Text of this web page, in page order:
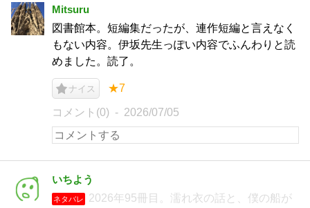
Mitsuru
図書館本。短編集だったが、連作短編と言えなく
もない内容。伊坂先生っぽい内容でふんわりと読
めました。読了。
ナイス ★7
コメント(0) 2026/07/05
いちよう
ネタバレ
2026年95冊目。濡れ衣の話と、僕の船が